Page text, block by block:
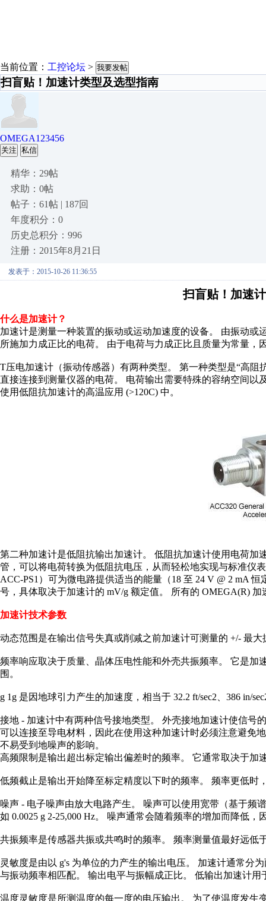
当前位置： 工控论坛 > 我要发帖
扫盲贴！加速计类型及选型指南
OMEGA123456
关注 私信
精华：29帖
求助：0帖
帖子：61帖 | 187回
年度积分：0
历史总积分：996
注册：2015年8月21日
发表于：2015-10-26 11:36:55
扫盲贴！加速
什么是加速计？
加速计是测量一种装置的振动或运动加速度的设备。 由振动
所施加力成正比的电荷。 由于电荷与力成正比且质量为常量，
T压电加速计（振动传感器）有两种类型。 第一种类型是“高
直接连接到测量仪器的电荷。 电荷输出需要特殊的容纳空间
使用低阻抗加速计的高温应用 (>120C) 中。
第二种加速计是低阻抗输出加速计。 低阻抗加速计使用电荷
管，可以将电荷转换为低阻抗电压，从而轻松地实现与标准仪
ACC-PS1）可为微电路提供适当的能量（18 至 24 V @ 2 mA
号，具体取决于加速计的 mV/g 额定值。 所有的 OMEGA(R)
加速计技术参数
动态范围是在输出信号失真或削减之前加速计可测量的 +/- 最大
频率响应取决于质量、晶体压电性能和外壳共振频率。 它是加
围。
g 1g 是因地球引力产生的加速度，相当于 32.2 ft/sec2、386 in/
接地 - 加速计中有两种信号接地类型。 外壳接地加速计使信号
可以连接至导电材料，因此在使用这种加速计时必须注意避免
不易受到地噪声的影响。
高频限制是输出超出标定输出偏差时的频率。 它通常取决于加
低频截止是输出开始降至标定精度以下时的频率。 频率更低时
噪声 - 电子噪声由放大电路产生。 噪声可以使用宽带（基于频
如 0.0025 g 2-25,000 Hz。 噪声通常会随着频率的增加而降低
共振频率是传感器共振或共鸣时的频率。 频率测量值最好远低
灵敏度是由以 g's 为单位的力产生的输出电压。 加速计通常分
与振动频率相匹配。 输出电平与振幅成正比。 低输出加速计
温度灵敏度是所测温度的每一度的电压输出。 为了使温度发